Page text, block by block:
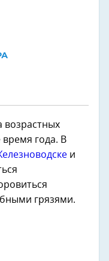
возрастных
года. В
и
грязями.